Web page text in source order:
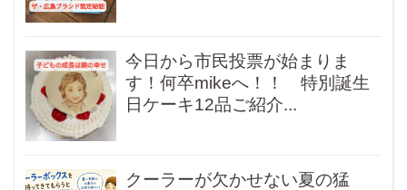
今日から市民投票が始まりま
す！何卒mikeへ！！ 特別誕生
日ケーキ12品ご紹介...
クーラーが欠かせない夏の猛